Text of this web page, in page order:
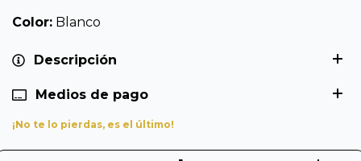
Color: Blanco
Descripción
Medios de pago
¡No te lo pierdas, es el último!